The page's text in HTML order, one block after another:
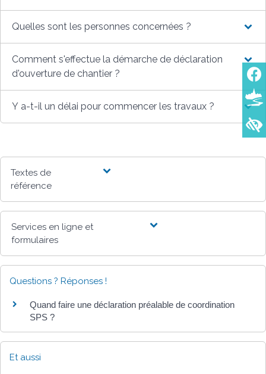
Quelles sont les personnes concernées ?
Comment s'effectue la démarche de déclaration
d'ouverture de chantier ?
Y a-t-il un délai pour commencer les travaux ?
Textes de
référence
Services en ligne et
formulaires
Questions ? Réponses !
Quand faire une déclaration préalable de coordination
SPS ?
Et aussi